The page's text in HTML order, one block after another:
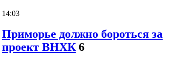
14:03
Приморье должно бороться за
проект ВНХК 6